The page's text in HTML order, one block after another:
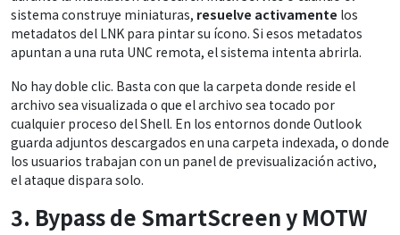
sistema construye miniaturas, resuelve activamente los
metadatos del LNK para pintar su ícono. Si esos metadatos
apuntan a una ruta UNC remota, el sistema intenta abrirla.
No hay doble clic. Basta con que la carpeta donde reside el
archivo sea visualizada o que el archivo sea tocado por
cualquier proceso del Shell. En los entornos donde Outlook
guarda adjuntos descargados en una carpeta indexada, o donde
los usuarios trabajan con un panel de previsualización activo,
el ataque dispara solo.
3. Bypass de SmartScreen y MOTW